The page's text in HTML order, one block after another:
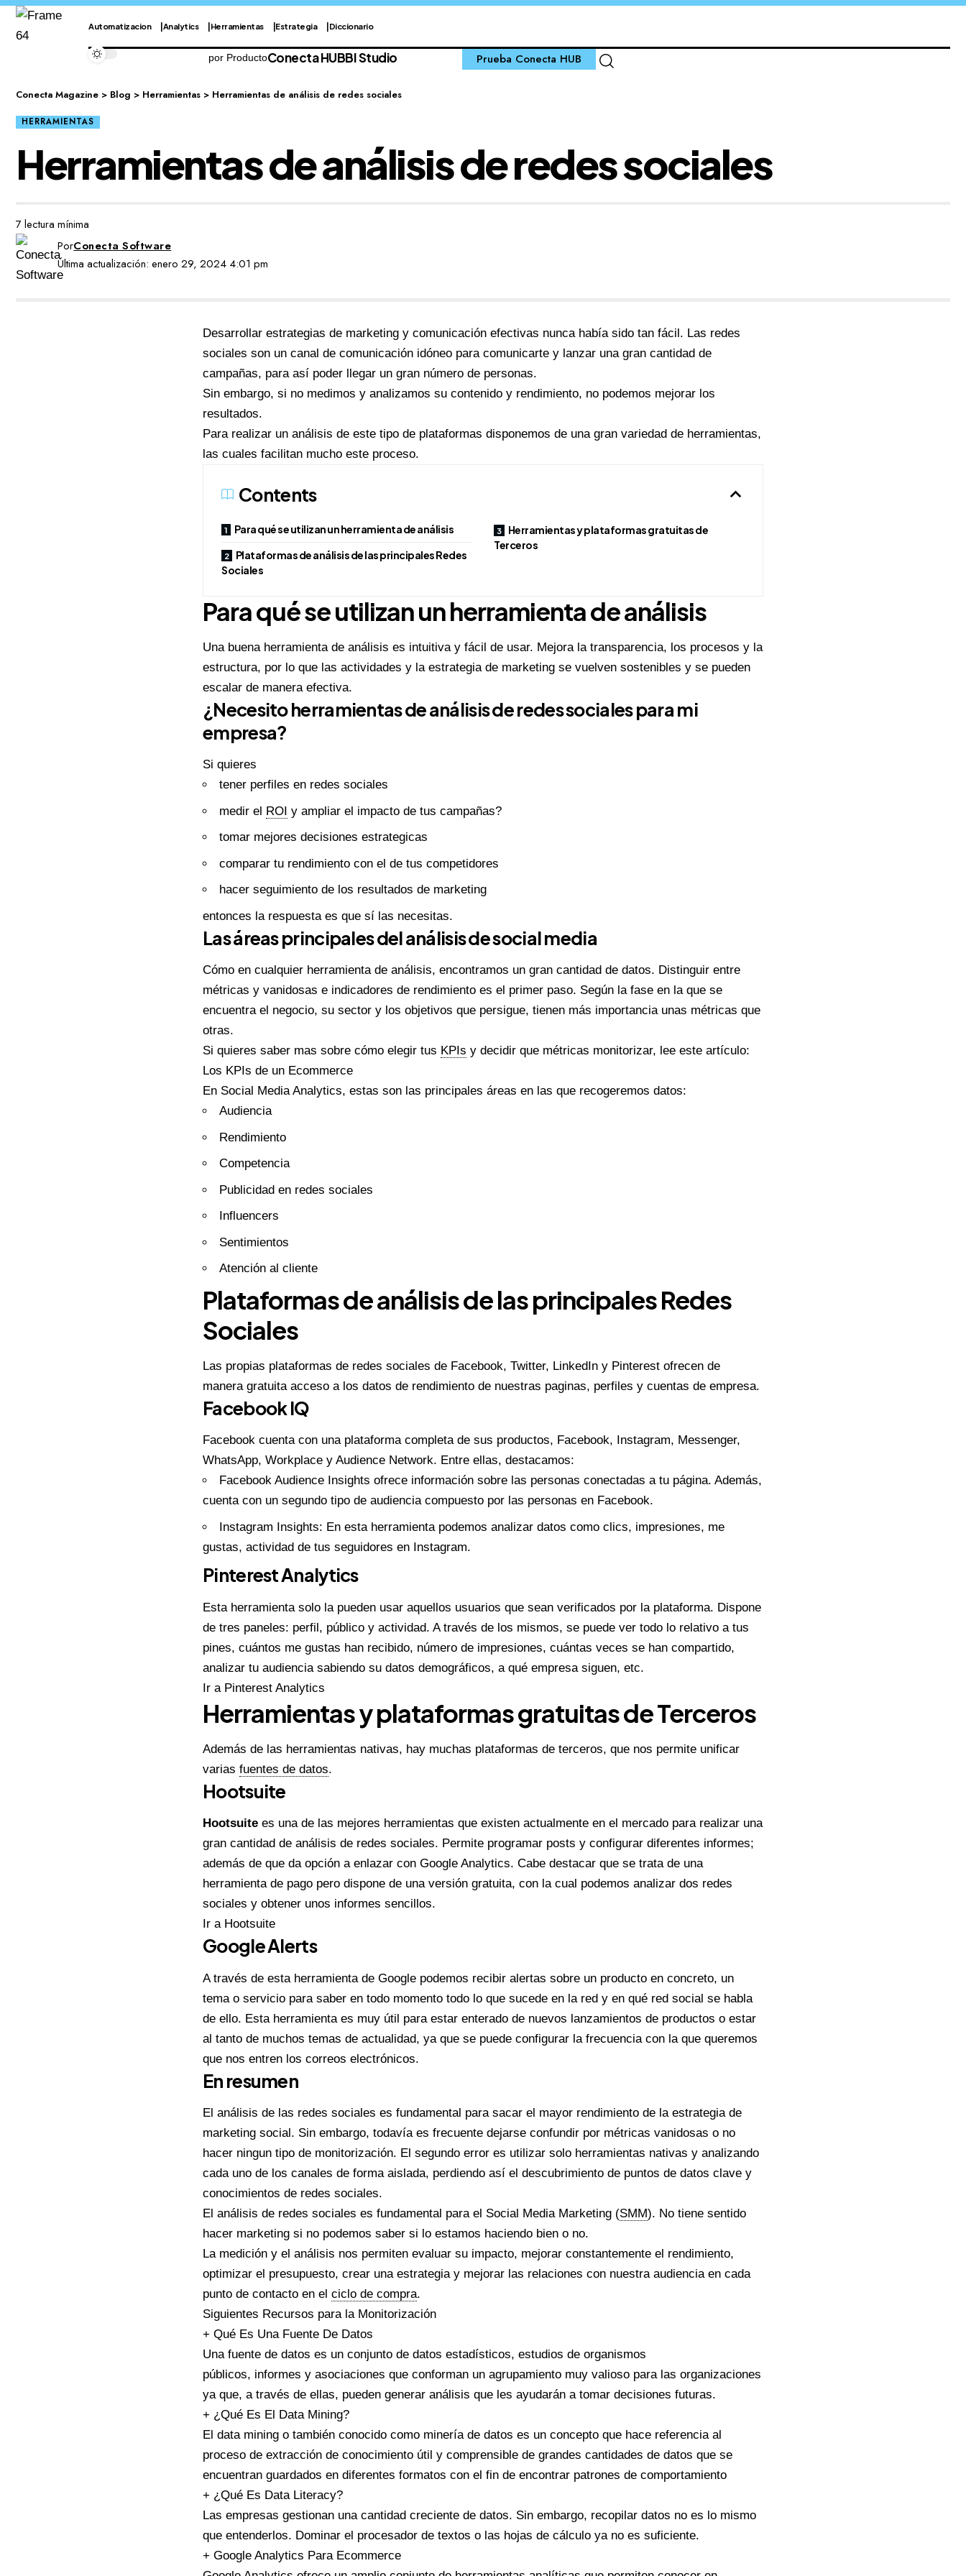
Automatizacion Analytics Herramientas Estrategia Diccionario
por ProductoConecta HUBBI Studio Prueba Conecta HUB
Conecta Magazine > Blog > Herramientas > Herramientas de análisis de redes sociales
HERRAMIENTAS
Herramientas de análisis de redes sociales
Última actualización: enero 29, 2024 4:01 pm
PorConecta Software
7 lectura mínima
Desarrollar estrategias de marketing y comunicación efectivas nunca había sido tan fácil. Las redes
sociales son un canal de comunicación idóneo para comunicarte y lanzar una gran cantidad de
campañas, para así poder llegar un gran número de personas.
Sin embargo, si no medimos y analizamos su contenido y rendimiento, no podemos mejorar los
resultados.
Para realizar un análisis de este tipo de plataformas disponemos de una gran variedad de herramientas,
las cuales facilitan mucho este proceso.
Contents
Para qué se utilizan un herramienta de análisis
Plataformas de análisis de las principales Redes
Sociales
Herramientas y plataformas gratuitas de
Terceros
Para qué se utilizan un herramienta de análisis
Una buena herramienta de análisis es intuitiva y fácil de usar. Mejora la transparencia, los procesos y la
estructura, por lo que las actividades y la estrategia de marketing se vuelven sostenibles y se pueden
escalar de manera efectiva.
¿Necesito herramientas de análisis de redes sociales para mi
empresa?
Si quieres
tener perfiles en redes sociales
medir el ROI y ampliar el impacto de tus campañas?
tomar mejores decisiones estrategicas
comparar tu rendimiento con el de tus competidores
hacer seguimiento de los resultados de marketing
entonces la respuesta es que sí las necesitas.
Las áreas principales del análisis de social media
Cómo en cualquier herramienta de análisis, encontramos un gran cantidad de datos. Distinguir entre
métricas y vanidosas e indicadores de rendimiento es el primer paso. Según la fase en la que se
encuentra el negocio, su sector y los objetivos que persigue, tienen más importancia unas métricas que
otras.
Si quieres saber mas sobre cómo elegir tus KPIs y decidir que métricas monitorizar, lee este artículo:
Los KPIs de un Ecommerce
En Social Media Analytics, estas son las principales áreas en las que recogeremos datos:
Audiencia
Rendimiento
Competencia
Publicidad en redes sociales
Influencers
Sentimientos
Atención al cliente
Plataformas de análisis de las principales Redes
Sociales
Las propias plataformas de redes sociales de Facebook, Twitter, LinkedIn y Pinterest ofrecen de
manera gratuita acceso a los datos de rendimiento de nuestras paginas, perfiles y cuentas de empresa.
Facebook IQ
Facebook cuenta con una plataforma completa de sus productos, Facebook, Instagram, Messenger,
WhatsApp, Workplace y Audience Network. Entre ellas, destacamos:
Facebook Audience Insights ofrece información sobre las personas conectadas a tu página. Además,
cuenta con un segundo tipo de audiencia compuesto por las personas en Facebook.
Instagram Insights: En esta herramienta podemos analizar datos como clics, impresiones, me
gustas, actividad de tus seguidores en Instagram.
Pinterest Analytics
Esta herramienta solo la pueden usar aquellos usuarios que sean verificados por la plataforma. Dispone
de tres paneles: perfil, público y actividad. A través de los mismos, se puede ver todo lo relativo a tus
pines, cuántos me gustas han recibido, número de impresiones, cuántas veces se han compartido,
analizar tu audiencia sabiendo su datos demográficos, a qué empresa siguen, etc.
Ir a Pinterest Analytics
Herramientas y plataformas gratuitas de Terceros
Además de las herramientas nativas, hay muchas plataformas de terceros, que nos permite unificar
varias fuentes de datos.
Hootsuite
Hootsuite es una de las mejores herramientas que existen actualmente en el mercado para realizar una
gran cantidad de análisis de redes sociales. Permite programar posts y configurar diferentes informes;
además de que da opción a enlazar con Google Analytics. Cabe destacar que se trata de una
herramienta de pago pero dispone de una versión gratuita, con la cual podemos analizar dos redes
sociales y obtener unos informes sencillos.
Ir a Hootsuite
Google Alerts
A través de esta herramienta de Google podemos recibir alertas sobre un producto en concreto, un
tema o servicio para saber en todo momento todo lo que sucede en la red y en qué red social se habla
de ello. Esta herramienta es muy útil para estar enterado de nuevos lanzamientos de productos o estar
al tanto de muchos temas de actualidad, ya que se puede configurar la frecuencia con la que queremos
que nos entren los correos electrónicos.
En resumen
El análisis de las redes sociales es fundamental para sacar el mayor rendimiento de la estrategia de
marketing social. Sin embargo, todavía es frecuente dejarse confundir por métricas vanidosas o no
hacer ningun tipo de monitorización. El segundo error es utilizar solo herramientas nativas y analizando
cada uno de los canales de forma aislada, perdiendo así el descubrimiento de puntos de datos clave y
conocimientos de redes sociales.
El análisis de redes sociales es fundamental para el Social Media Marketing (SMM). No tiene sentido
hacer marketing si no podemos saber si lo estamos haciendo bien o no.
La medición y el análisis nos permiten evaluar su impacto, mejorar constantemente el rendimiento,
optimizar el presupuesto, crear una estrategia y mejorar las relaciones con nuestra audiencia en cada
punto de contacto en el ciclo de compra.
Siguientes Recursos para la Monitorización
+ Qué Es Una Fuente De Datos
Una fuente de datos es un conjunto de datos estadísticos, estudios de organismos
públicos, informes y asociaciones que conforman un agrupamiento muy valioso para las organizaciones
ya que, a través de ellas, pueden generar análisis que les ayudarán a tomar decisiones futuras.
+ ¿Qué Es El Data Mining?
El data mining o también conocido como minería de datos es un concepto que hace referencia al
proceso de extracción de conocimiento útil y comprensible de grandes cantidades de datos que se
encuentran guardados en diferentes formatos con el fin de encontrar patrones de comportamiento
+ ¿Qué Es Data Literacy?
Las empresas gestionan una cantidad creciente de datos. Sin embargo, recopilar datos no es lo mismo
que entenderlos. Dominar el procesador de textos o las hojas de cálculo ya no es suficiente.
+ Google Analytics Para Ecommerce